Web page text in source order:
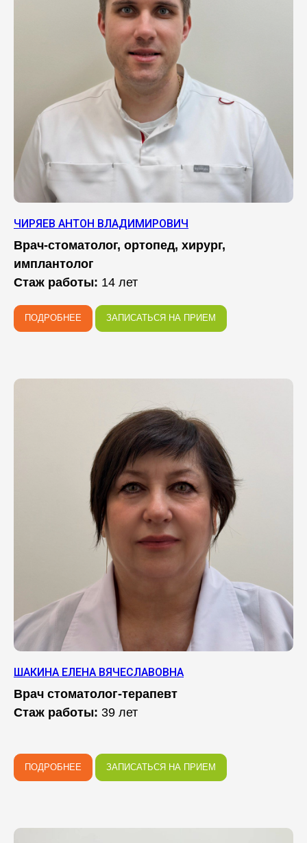
ЧИРЯЕВ АНТОН ВЛАДИМИРОВИЧ
Врач-стоматолог, ортопед, хирург,
имплантолог
Стаж работы: 14 лет
ПОДРОБНЕЕ ЗАПИСАТЬСЯ НА ПРИЕМ
ШАКИНА ЕЛЕНА ВЯЧЕСЛАВОВНА
Врач стоматолог-терапевт
Стаж работы: 39 лет
ПОДРОБНЕЕ ЗАПИСАТЬСЯ НА ПРИЕМ